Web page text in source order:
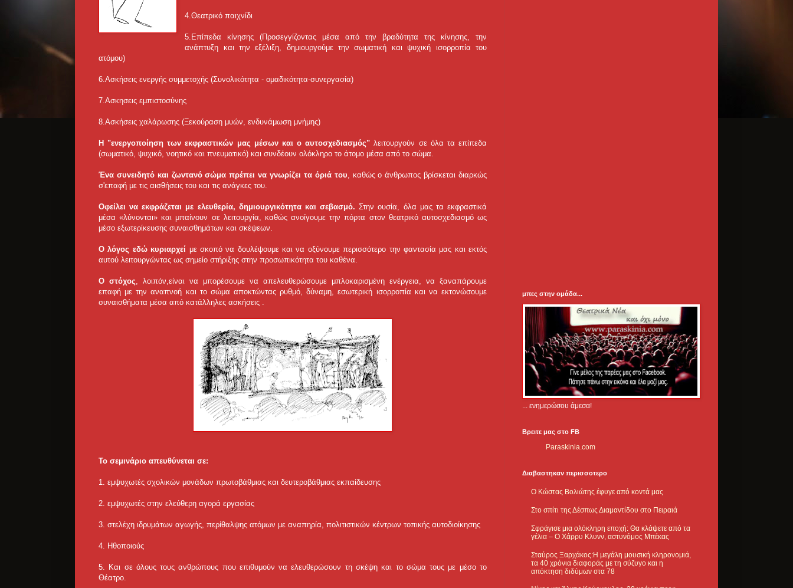
4.Θεατρικό παιχνίδι
5.Επίπεδα κίνησης (Προσεγγίζοντας μέσα από την βραδύτητα της κίνησης, την
ανάπτυξη και την εξέλιξη, δημιουργούμε την σωματική και ψυχική ισορροπία του
ατόμου)
6.Ασκήσεις ενεργής συμμετοχής (Συνολικότητα - ομαδικότητα-συνεργασία)
7.Ασκησεις εμπιστοσύνης
8.Ασκήσεις χαλάρωσης (Ξεκούραση μυών, ενδυνάμωση μνήμης)
Η "ενεργοποίηση των εκφραστικών μας μέσων και ο αυτοσχεδιασμός"λειτουργούν σε όλα τα επίπεδα
(σωματικό, ψυχικό, νοητικό και πνευματικό) και συνδέουν ολόκληρο το άτομο μέσα από το σώμα.
Ένα συνειδητό και ζωντανό σώμα πρέπει να γνωρίζει τα όριά του, καθώς ο άνθρωπος βρίσκεται διαρκώς
σ'επαφή με τις αισθήσεις του και τις ανάγκες του.
Οφείλει να εκφράζεται με ελευθερία, δημιουργικότητα και σεβασμό. Στην ουσία, όλα μας τα εκφραστικά
μέσα «λύνονται» και μπαίνουν σε λειτουργία, καθώς ανοίγουμε την πόρτα στον θεατρικό αυτοσχεδιασμό ως
μέσο εξωτερίκευσης συναισθημάτων και σκέψεων.
Ο λόγος εδώ κυριαρχεί με σκοπό να δουλέψουμε και να οξύνουμε περισσότερο την φαντασία μας και εκτός
αυτού λειτουργώντας ως σημείο στήριξης στην προσωπικότητα του καθένα.
Ο στόχος, λοιπόν,είναι να μπορέσουμε να απελευθερώσουμε μπλοκαρισμένη ενέργεια, να ξαναπάρουμε
επαφή με την αναπνοή και το σώμα αποκτώντας ρυθμό, δύναμη, εσωτερική ισορροπία και να εκτονώσουμε
συναισθήματα μέσα από κατάλληλες ασκήσεις .
To σεμινάριο απευθύνεται σε:
1. εμψυχωτές σχολικών μονάδων πρωτοβάθμιας και δευτεροβάθμιας εκπαίδευσης
2. εμψυχωτές στην ελεύθερη αγορά εργασίας
3. στελέχη ιδρυμάτων αγωγής, περίθαλψης ατόμων με αναπηρία, πολιτιστικών κέντρων τοπικής αυτοδιοίκησης
4. Ηθοποιούς
5. Και σε όλους τους ανθρώπους που επιθυμούν να ελευθερώσουν τη σκέψη και το σώμα τους με μέσο το
Θέατρο.
μπες στην ομάδα...
... ενημερώσου άμεσα!
Βρειτε μας στο FB
Paraskinia.com
Διαβαστηκαν περισσοτερο
Ο Κώστας Βολιώτης έφυγε από κοντά μας
Στο σπίτι της Δέσπως Διαμαντίδου στο Πειραιά
Σφράγισε μια ολόκληρη εποχή: Θα κλάψετε από τα
γέλια – Ο Χάρρυ Κλυνν, αστυνόμος Μπέκας
Σταύρος Ξαρχάκος:Η μεγάλη μουσική κληρονομιά,
τα 40 χρόνια διαφοράς με τη σύζυγο και η
απόκτηση διδύμων στα 78